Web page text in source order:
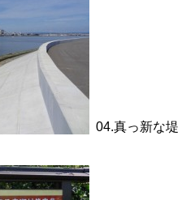
04.真っ新な堤